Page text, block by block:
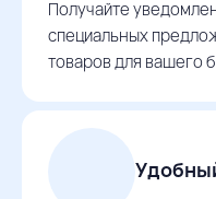
Получайте
специальных
товаров для вашего